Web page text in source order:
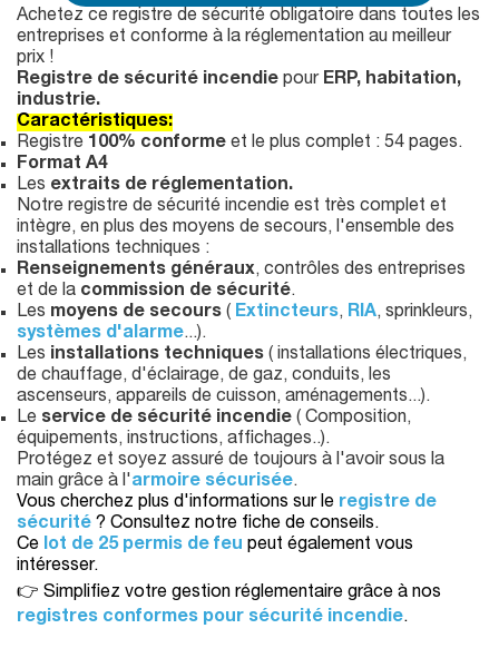
Achetez ce registre de sécurité obligatoire dans toutes les
entreprises et conforme à la réglementation au meilleur
prix !
Registre de sécurité incendie pourERP, habitation,
industrie.
Caractéristiques:
Registre 100% conforme et le plus complet : 54 pages.
Format A4
Les extraits de réglementation.
Notre registre de sécurité incendie est très complet et
intègre, en plus des moyens de secours, l'ensemble des
installations techniques :
Renseignements généraux, contrôles des entreprises
et de la commission de sécurité.
Les moyens de secours ( Extincteurs, RIA, sprinkleurs,
systèmes d'alarme...).
Les installations techniques ( installations électriques,
de chauffage, d'éclairage, de gaz, conduits, les
ascenseurs, appareils de cuisson, aménagements...).
Le service de sécurité incendie ( Composition,
équipements, instructions, affichages..).
Protégez et soyez assuré de toujours à l'avoir sous la
main grâce à l'armoire sécurisée.
Vous cherchez plus d'informations sur le registre de
sécurité ? Consultez notre fiche de conseils.
Ce lot de 25 permis de feu peut également vous
intéresser.
👉 Simplifiez votre gestion réglementaire grâce à nos
registres conformes pour sécurité incendie.